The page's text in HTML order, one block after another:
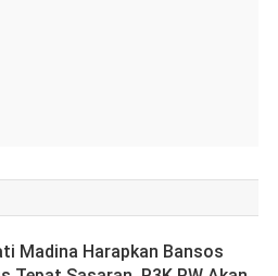
Madina Harapkan Bansos